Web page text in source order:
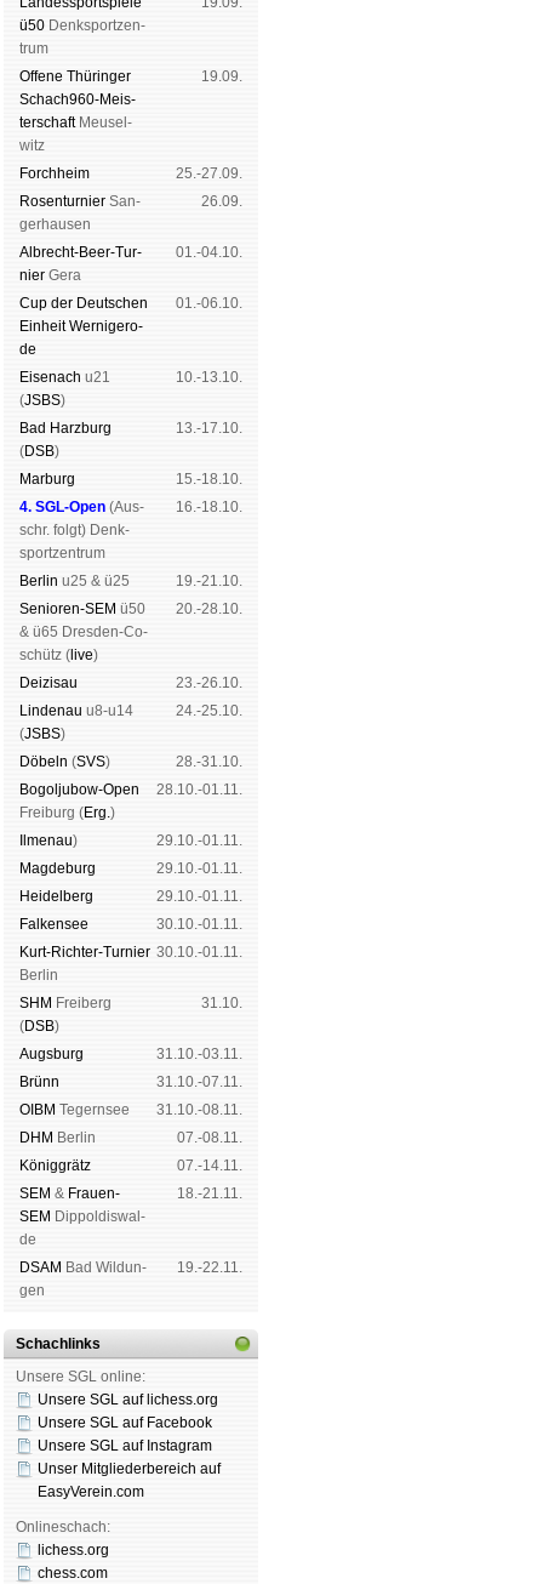
ü50 Denk­sport­zen­
trum
Offene Thü­rin­ger
Schach960-Meis­
ter­schaftMeu­sel­
witz
19.09.
Forch­heim
25.-27.09.
Rosen­tur­nier San­
ger­hau­sen
26.09.
Albrecht-Beer-Tur­
nier Ge­ra
01.-04.10.
Cup der Deut­schen
Ein­heit Wer­ni­ge­ro­
de
01.-06.10.
Eise­nach u21
(JSBS)
10.-13.10.
Bad Harz­burg
(DSB)
13.-17.10.
Mar­burg
15.-18.10.
4. SGL-Open (Aus­
schr. folgt) Denk­
sport­zen­trum
16.-18.10.
Ber­lin u25 & ü25
19.-21.10.
Senioren-SEM ü50
& ü65 Dres­den-Co­
schütz ( live)
20.-28.10.
Dei­zi­sau
23.-26.10.
Lin­de­nau u8-u14
(JSBS)
24.-25.10.
Dö­beln (SVS)
28.-31.10.
Bogoljubow-Open
Frei­burg (Erg.)
28.10.-01.11.
Il­me­nau)
29.10.-01.11.
Mag­de­burg
29.10.-01.11.
Hei­del­berg
29.10.-01.11.
Fal­ken­see
30.10.-01.11.
Kurt-Rich­ter-Tur­nier
Ber­lin
30.10.-01.11.
SHM Frei­berg
(DSB)
31.10.
Augs­burg
31.10.-03.11.
Brünn
31.10.-07.11.
OIBM Tegern­see
31.10.-08.11.
DHM Ber­lin
07.-08.11.
König­grätz
07.-14.11.
SEM & Frauen-
SEM Dip­pol­dis­wal­
de
18.-21.11.
DSAM Bad Wil­dun­
gen
19.-22.11.
Schachlinks
Unsere SGL online:
Unsere SGL auf li­chess.org
Unsere SGL auf Face­book
Unsere SGL auf Insta­gram
Unser Mitgliederbereich auf
EasyVerein.com
Onlineschach:
lichess.org
chess.com